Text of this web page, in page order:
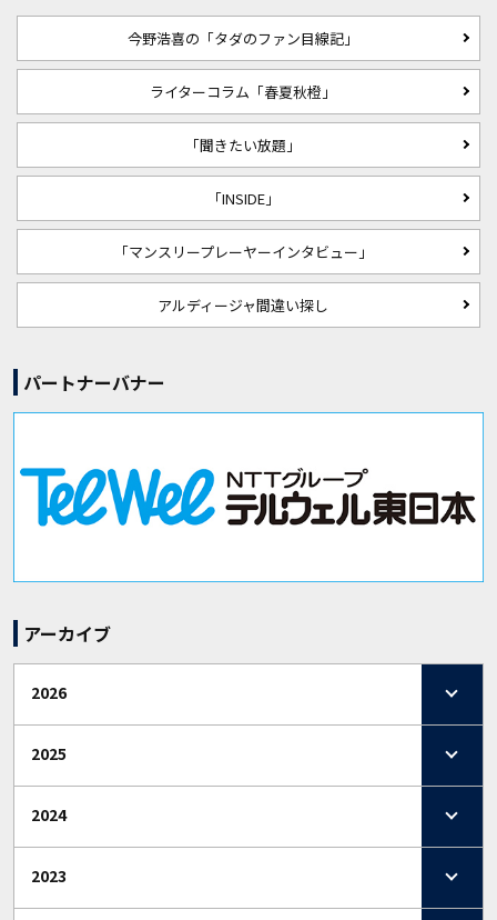
今野浩喜の「タダのファン目線記」
ライターコラム「春夏秋橙」
「聞きたい放題」
「INSIDE」
「マンスリープレーヤーインタビュー」
アルディージャ間違い探し
パートナーバナー
アーカイブ
2026
2025
2024
2023